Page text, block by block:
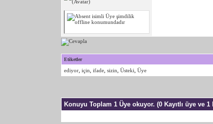
Etiketler
ediyor ,için ,ifade ,sizin ,Üsteki ,Üye
Konuyu Toplam 1 Üye okuyor.(0 Kayıtlı üye ve